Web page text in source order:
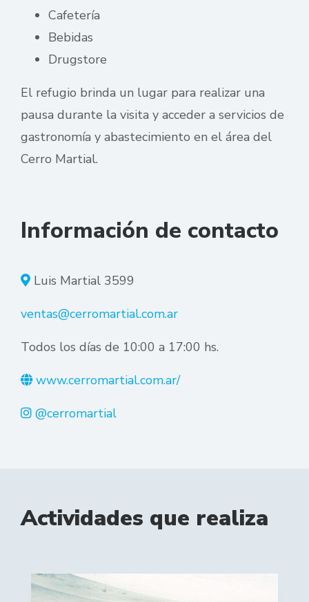
Cafetería
Bebidas
Drugstore
El refugio brinda un lugar para realizar una
pausa durante la visita y acceder a servicios de
gastronomía y abastecimiento en el área del
Cerro Martial.
Información de contacto
Luis Martial 3599
ventas@cerromartial.com.ar
Todos los días de 10:00 a 17:00 hs.
www.cerromartial.com.ar/
@cerromartial
Actividades que realiza